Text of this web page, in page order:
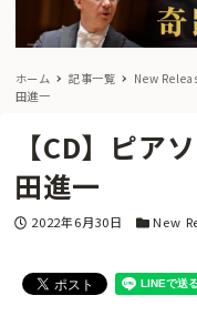
ホーム 記事一覧 New
田進一
【CD】ピア
田進一
投稿日
2022年6月30日 カテゴリ
New